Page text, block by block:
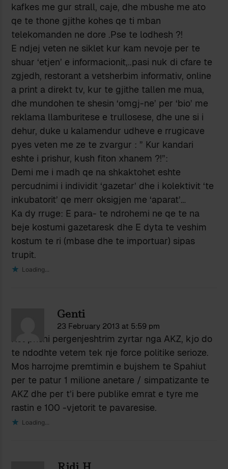
kafkes me gur strall, caje, dhe mbushe me ato
qe te thone gjithe kohes qe ti mban
telekomanden ne dore .Pse te lodhesh ?!
E ndjej veten ne siklet kur kam nevoje per te
shuar ‘etjen’ e informacionit,..pasi nuk di cfare te
zgjedh, restorant a vetsherbim informativ, online
a print a direkt tv, kur te gjithe tallen me mua,
dhe mundohen te shesin ‘omgj-ne’ per ‘bio’ me
reklama llamburitese e trullosese, dhe une si i
dehur, duke u kalamendur udheve e rrugicave
pyes veten me ze te zvargur : ” Kur kandari
eshte i prishur, kush fiton xhanem ?!”:
Demi me i madh qe na shkaktohet eshte
percudnimi i individit ‘gazetar’ dhe i kolektivit ‘te
inkubatorit’ qe merr oksigjen me ‘aparat’…
Ka dy rruge: E para- te ndrohemi ne qe te na
beje kostumi gazetaresk dhe E dyta te veshim
kostum te ri (mbase dhe te importuar) sipas
trupit.
Loading...
Genti
23 February 2013 at 5:59 pm
Kot prisni pergenjeshtrim zyrtar nga AKZ, kjo do
te ndodhte vetem tek nje force politike serioze.
Mos harrojme premtimin e bujshem te Spahiut
per te patur 1 milione anetare / simpatizante te
AKZ dhe per t’i bere publike emrat e tyre me
rastin e 100 -vjetorit te pavaresise.
Loading...